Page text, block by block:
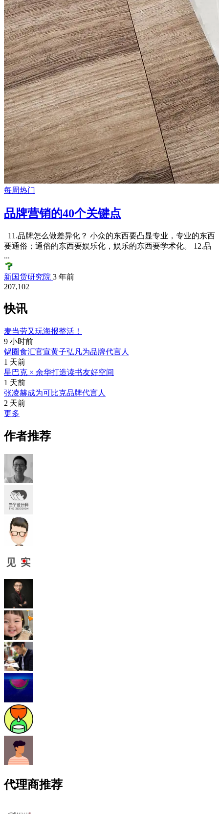
每周热门
品牌营销的40个关键点
11.品牌怎么做差异化？ 小众的东西要凸显专业，专业的东西
要通俗；通俗的东西要娱乐化，娱乐的东西要学术化。 12.品
...
新国货研究院 3 年前
207,102
快讯
麦当劳又玩海报整活！
9 小时前
锅圈食汇官宣黄子弘凡为品牌代言人
1 天前
星巴克 × 余华打造读书友好空间
1 天前
张凌赫成为可比克品牌代言人
2 天前
更多
作者推荐
代理商推荐